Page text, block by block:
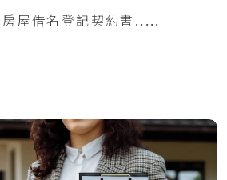
屋借名登記契約書.....